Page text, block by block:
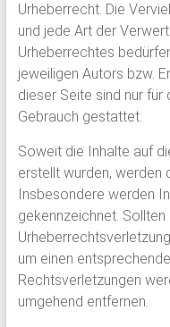
Urheberrecht. Die
und jede Art der
Urheberrechtes
jeweiligen Autors bzw.
dieser Seite sind nur für
Gebrauch gestattet.
Soweit die Inhalte auf
erstellt wurden, werden
Insbesondere werden
gekennzeichnet.
um einen
Rechtsverletzungen
umgehend entfernen.